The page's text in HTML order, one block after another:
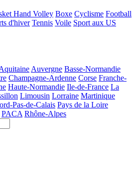
Hand Volley Boxe Cyclisme Football
d'hiver Tennis Voile Sport aux US
Auvergne Basse-Normandie
Champagne-Ardenne Corse Franche-
Haute-Normandie Ile-de-France La
Limousin Lorraine Martinique
Pas-de-Calais Pays de la Loire
PACA Rhône-Alpes